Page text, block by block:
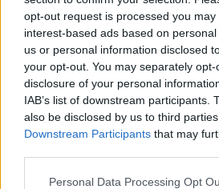
opt-out request is processed you may
interest-based ads based on
us or personal information disclosed
your opt-out. You may separately
disclosure of your personal
IAB’s list of downstream participants.
also be disclosed by us to third
Downstream Participants that may
Please note that this website/app
Personal Data Processing Opt
SINJSKI, AZAZ
KÁPOSZTA
Hozzávalók (20-25
700 g marhanyak